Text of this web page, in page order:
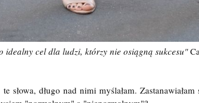
idealny cel dla ludzi, którzy nie osiągną sukcesu"
słowa, długo nad nimi myślałam.